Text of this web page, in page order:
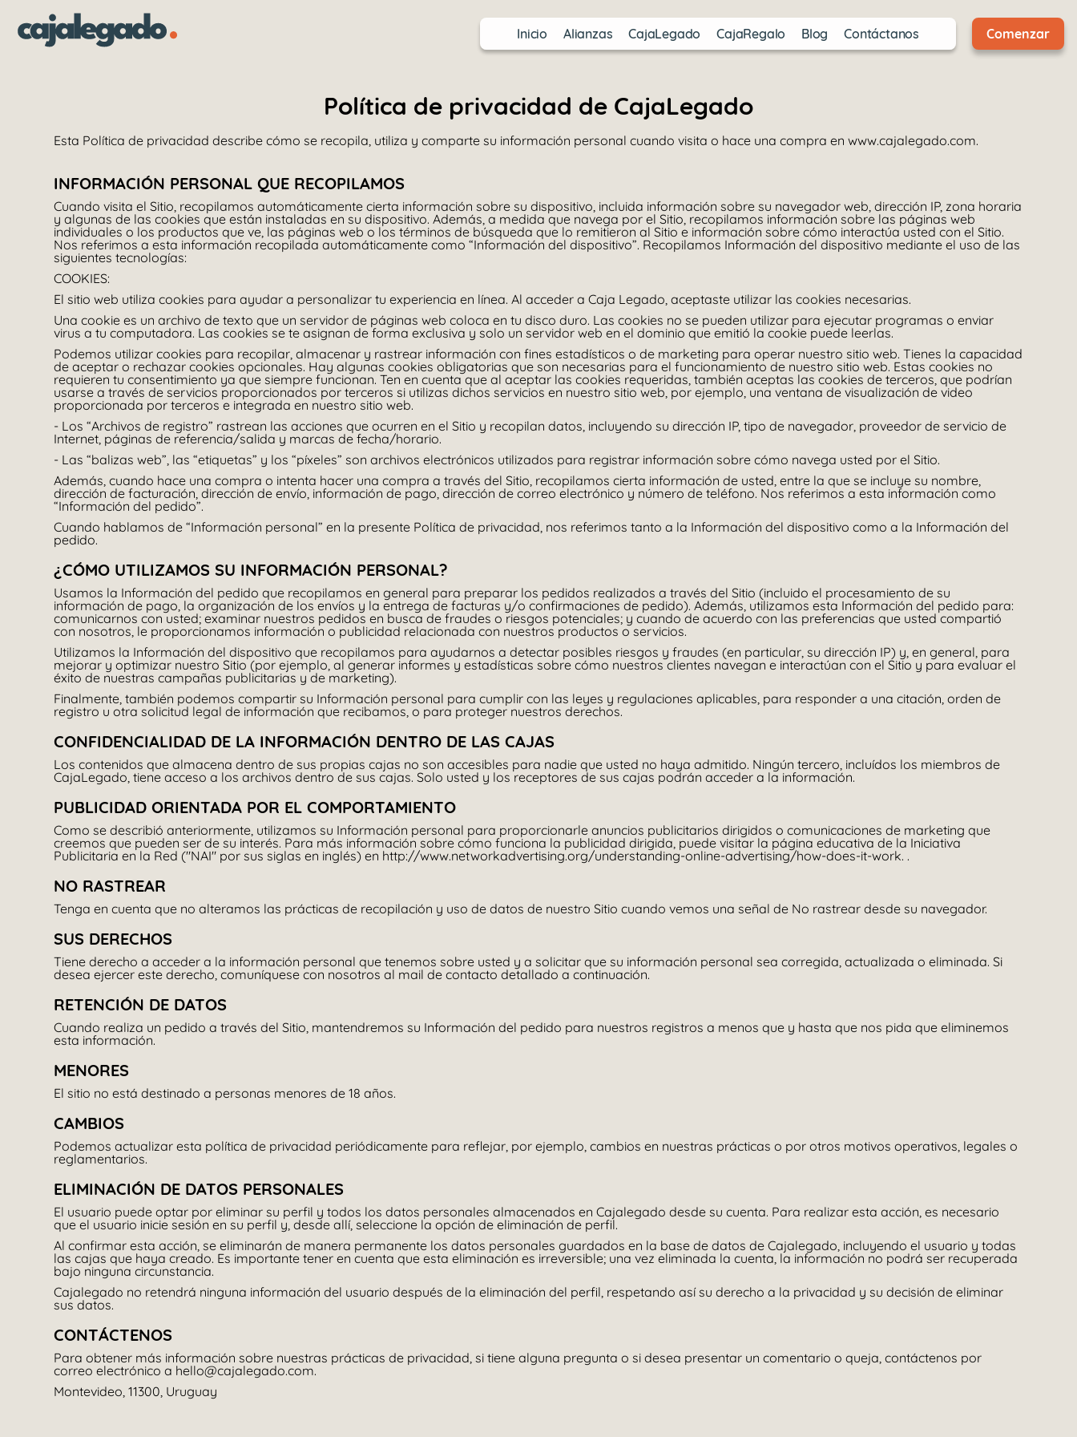
Inicio Alianzas CajaLegado CajaRegalo Blog Contáctanos Comenzar
Política de privacidad de CajaLegado
Esta Política de privacidad describe cómo se recopila, utiliza y comparte su información personal cuando visita o hace una compra en www.cajalegado.com.
INFORMACIÓN PERSONAL QUE RECOPILAMOS
Cuando visita el Sitio, recopilamos automáticamente cierta información sobre su dispositivo, incluida información sobre su navegador web, dirección IP, zona horaria
y algunas de las cookies que están instaladas en su dispositivo. Además, a medida que navega por el Sitio, recopilamos información sobre las páginas web
individuales o los productos que ve, las páginas web o los términos de búsqueda que lo remitieron al Sitio e información sobre cómo interactúa usted con el Sitio.
Nos referimos a esta información recopilada automáticamente como “Información del dispositivo”. Recopilamos Información del dispositivo mediante el uso de las
siguientes tecnologías:
COOKIES:
El sitio web utiliza cookies para ayudar a personalizar tu experiencia en línea. Al acceder a Caja Legado, aceptaste utilizar las cookies necesarias.
Una cookie es un archivo de texto que un servidor de páginas web coloca en tu disco duro. Las cookies no se pueden utilizar para ejecutar programas o enviar
virus a tu computadora. Las cookies se te asignan de forma exclusiva y solo un servidor web en el dominio que emitió la cookie puede leerlas.
Podemos utilizar cookies para recopilar, almacenar y rastrear información con fines estadísticos o de marketing para operar nuestro sitio web. Tienes la capacidad
de aceptar o rechazar cookies opcionales. Hay algunas cookies obligatorias que son necesarias para el funcionamiento de nuestro sitio web. Estas cookies no
requieren tu consentimiento ya que siempre funcionan. Ten en cuenta que al aceptar las cookies requeridas, también aceptas las cookies de terceros, que podrían
usarse a través de servicios proporcionados por terceros si utilizas dichos servicios en nuestro sitio web, por ejemplo, una ventana de visualización de video
proporcionada por terceros e integrada en nuestro sitio web.
- Los “Archivos de registro” rastrean las acciones que ocurren en el Sitio y recopilan datos, incluyendo su dirección IP, tipo de navegador, proveedor de servicio de
Internet, páginas de referencia/salida y marcas de fecha/horario.
- Las “balizas web”, las “etiquetas” y los “píxeles” son archivos electrónicos utilizados para registrar información sobre cómo navega usted por el Sitio.
Además, cuando hace una compra o intenta hacer una compra a través del Sitio, recopilamos cierta información de usted, entre la que se incluye su nombre,
dirección de facturación, dirección de envío, información de pago, dirección de correo electrónico y número de teléfono. Nos referimos a esta información como
“Información del pedido”.
Cuando hablamos de “Información personal” en la presente Política de privacidad, nos referimos tanto a la Información del dispositivo como a la Información del
pedido.
¿CÓMO UTILIZAMOS SU INFORMACIÓN PERSONAL?
Usamos la Información del pedido que recopilamos en general para preparar los pedidos realizados a través del Sitio (incluido el procesamiento de su
información de pago, la organización de los envíos y la entrega de facturas y/o confirmaciones de pedido). Además, utilizamos esta Información del pedido para:
comunicarnos con usted; examinar nuestros pedidos en busca de fraudes o riesgos potenciales; y cuando de acuerdo con las preferencias que usted compartió
con nosotros, le proporcionamos información o publicidad relacionada con nuestros productos o servicios.
Utilizamos la Información del dispositivo que recopilamos para ayudarnos a detectar posibles riesgos y fraudes (en particular, su dirección IP) y, en general, para
mejorar y optimizar nuestro Sitio (por ejemplo, al generar informes y estadísticas sobre cómo nuestros clientes navegan e interactúan con el Sitio y para evaluar el
éxito de nuestras campañas publicitarias y de marketing).
Finalmente, también podemos compartir su Información personal para cumplir con las leyes y regulaciones aplicables, para responder a una citación, orden de
registro u otra solicitud legal de información que recibamos, o para proteger nuestros derechos.
CONFIDENCIALIDAD DE LA INFORMACIÓN DENTRO DE LAS CAJAS
Los contenidos que almacena dentro de sus propias cajas no son accesibles para nadie que usted no haya admitido. Ningún tercero, incluídos los miembros de
CajaLegado, tiene acceso a los archivos dentro de sus cajas. Solo usted y los receptores de sus cajas podrán acceder a la información.
PUBLICIDAD ORIENTADA POR EL COMPORTAMIENTO
Como se describió anteriormente, utilizamos su Información personal para proporcionarle anuncios publicitarios dirigidos o comunicaciones de marketing que
creemos que pueden ser de su interés. Para más información sobre cómo funciona la publicidad dirigida, puede visitar la página educativa de la Iniciativa
Publicitaria en la Red ("NAI" por sus siglas en inglés) en http://www.networkadvertising.org/understanding-online-advertising/how-does-it-work. .
NO RASTREAR
Tenga en cuenta que no alteramos las prácticas de recopilación y uso de datos de nuestro Sitio cuando vemos una señal de No rastrear desde su navegador.
SUS DERECHOS
Tiene derecho a acceder a la información personal que tenemos sobre usted y a solicitar que su información personal sea corregida, actualizada o eliminada. Si
desea ejercer este derecho, comuníquese con nosotros al mail de contacto detallado a continuación.
RETENCIÓN DE DATOS
Cuando realiza un pedido a través del Sitio, mantendremos su Información del pedido para nuestros registros a menos que y hasta que nos pida que eliminemos
esta información.
MENORES
El sitio no está destinado a personas menores de 18 años.
CAMBIOS
Podemos actualizar esta política de privacidad periódicamente para reflejar, por ejemplo, cambios en nuestras prácticas o por otros motivos operativos, legales o
reglamentarios.
ELIMINACIÓN DE DATOS PERSONALES
El usuario puede optar por eliminar su perfil y todos los datos personales almacenados en Cajalegado desde su cuenta. Para realizar esta acción, es necesario
que el usuario inicie sesión en su perfil y, desde allí, seleccione la opción de eliminación de perfil.
Al confirmar esta acción, se eliminarán de manera permanente los datos personales guardados en la base de datos de Cajalegado, incluyendo el usuario y todas
las cajas que haya creado. Es importante tener en cuenta que esta eliminación es irreversible; una vez eliminada la cuenta, la información no podrá ser recuperada
bajo ninguna circunstancia.
Cajalegado no retendrá ninguna información del usuario después de la eliminación del perfil, respetando así su derecho a la privacidad y su decisión de eliminar
sus datos.
CONTÁCTENOS
Para obtener más información sobre nuestras prácticas de privacidad, si tiene alguna pregunta o si desea presentar un comentario o queja, contáctenos por
correo electrónico a hello@cajalegado.com.
Montevideo, 11300, Uruguay